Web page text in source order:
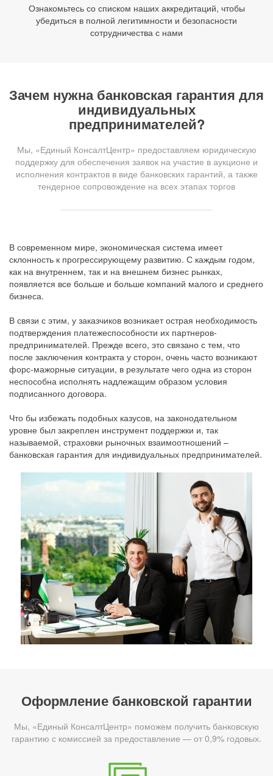
Ознакомьтесь со списком наших аккредитаций, чтобы
убедиться в полной легитимности и безопасности
сотрудничества с нами
Зачем нужна банковская гарантия для
индивидуальных
предпринимателей?
Мы, «Единый КонсалтЦентр» предоставляем юридическую
поддержку для обеспечения заявок на участие в аукционе и
исполнения контрактов в виде банковских гарантий, а также
тендерное сопровождение на всех этапах торгов
В современном мире, экономическая система имеет
склонность к прогрессирующему развитию. С каждым годом,
как на внутреннем, так и на внешнем бизнес рынках,
появляется все больше и больше компаний малого и среднего
бизнеса.
В связи с этим, у заказчиков возникает острая необходимость
подтверждения платежеспособности их партнеров-
предпринимателей. Прежде всего, это связано с тем, что
после заключения контракта у сторон, очень часто возникают
форс-мажорные ситуации, в результате чего одна из сторон
неспособна исполнять надлежащим образом условия
подписанного договора.
Что бы избежать подобных казусов, на законодательном
уровне был закреплен инструмент поддержки и, так
называемой, страховки рыночных взаимоотношений –
банковская гарантия для индивидуальных предпринимателей.
Оформление банковской гарантии
Мы, «Единый КонсалтЦентр» поможем получить банковскую
гарантию с комиссией за предоставление — от 0,9% годовых.